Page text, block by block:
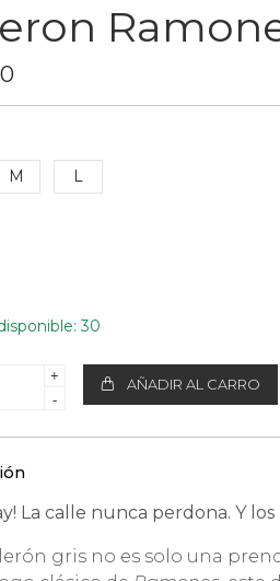
M L
30
+
-
AÑADIR AL CARRO
ay! La calle nunca perdona. Y los
gris no es solo una